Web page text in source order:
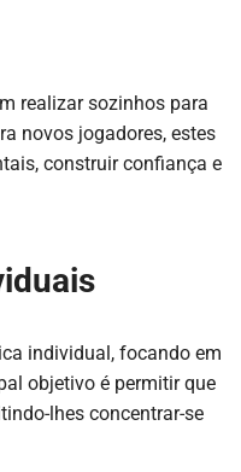
realizar sozinhos para
novos jogadores, estes
construir confiança e
individual, focando em
objetivo é permitir que
lhes concentrar-se